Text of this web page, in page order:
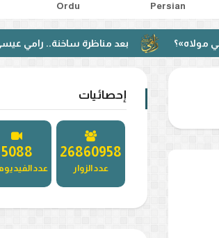
Persian
Ordu
بعد مناظرة ساخنة.. رامي عيسى: دعوت إلى
إحصائيات
27297722
عدد الزوار
5181
عدد